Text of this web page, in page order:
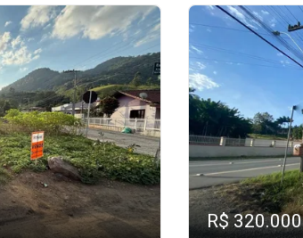
R$ 320.000